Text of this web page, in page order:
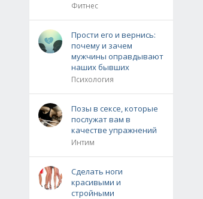
Фитнес
Прости его и вернись:
почему и зачем
мужчины оправдывают
наших бывших
Психология
Позы в сексе, которые
послужат вам в
качестве упражнений
Интим
Сделать ноги
красивыми и
стройными